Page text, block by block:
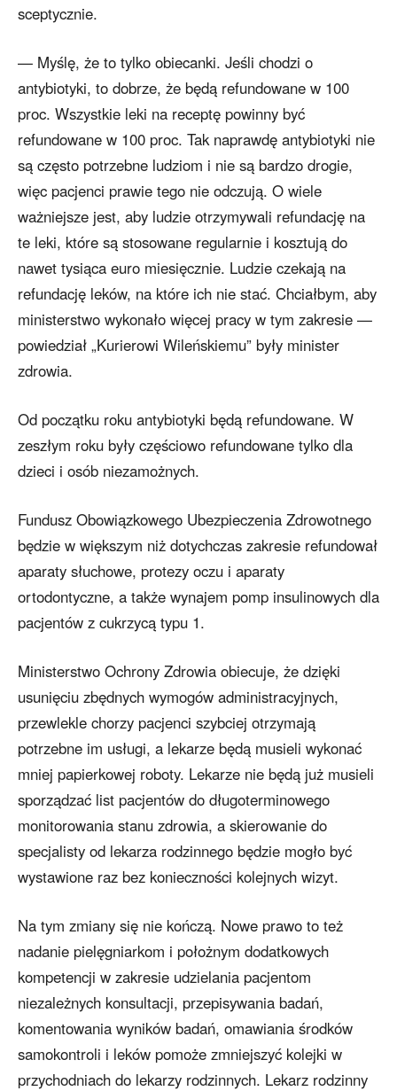
sceptycznie.
— Myślę, że to tylko obiecanki. Jeśli chodzi o
antybiotyki, to dobrze, że będą refundowane w 100
proc. Wszystkie leki na receptę powinny być
refundowane w 100 proc. Tak naprawdę antybiotyki nie
są często potrzebne ludziom i nie są bardzo drogie,
więc pacjenci prawie tego nie odczują. O wiele
ważniejsze jest, aby ludzie otrzymywali refundację na
te leki, które są stosowane regularnie i kosztują do
nawet tysiąca euro miesięcznie. Ludzie czekają na
refundację leków, na które ich nie stać. Chciałbym, aby
ministerstwo wykonało więcej pracy w tym zakresie —
powiedział „Kurierowi Wileńskiemu” były minister
zdrowia.
Od początku roku antybiotyki będą refundowane. W
zeszłym roku były częściowo refundowane tylko dla
dzieci i osób niezamożnych.
Fundusz Obowiązkowego Ubezpieczenia Zdrowotnego
będzie w większym niż dotychczas zakresie refundował
aparaty słuchowe, protezy oczu i aparaty
ortodontyczne, a także wynajem pomp insulinowych dla
pacjentów z cukrzycą typu 1.
Ministerstwo Ochrony Zdrowia obiecuje, że dzięki
usunięciu zbędnych wymogów administracyjnych,
przewlekle chorzy pacjenci szybciej otrzymają
potrzebne im usługi, a lekarze będą musieli wykonać
mniej papierkowej roboty. Lekarze nie będą już musieli
sporządzać list pacjentów do długoterminowego
monitorowania stanu zdrowia, a skierowanie do
specjalisty od lekarza rodzinnego będzie mogło być
wystawione raz bez konieczności kolejnych wizyt.
Na tym zmiany się nie kończą. Nowe prawo to też
nadanie pielęgniarkom i położnym dodatkowych
kompetencji w zakresie udzielania pacjentom
niezależnych konsultacji, przepisywania badań,
komentowania wyników badań, omawiania środków
samokontroli i leków pomoże zmniejszyć kolejki w
przychodniach do lekarzy rodzinnych. Lekarz rodzinny